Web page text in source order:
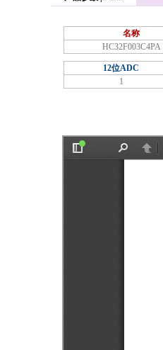
名称
HC32F003C4PA
12位ADC
1